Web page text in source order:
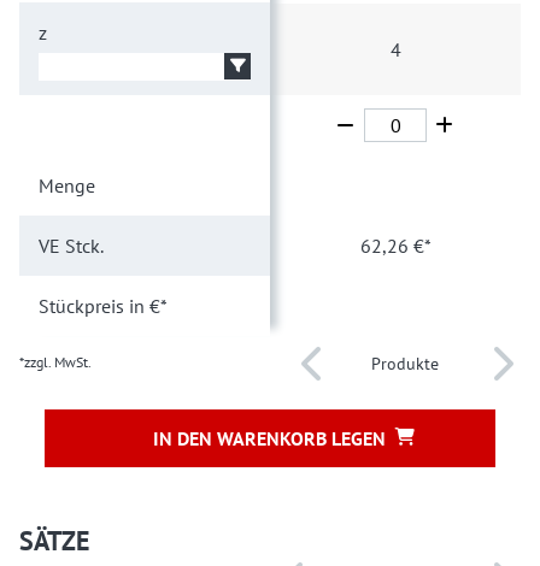
z
Menge
VE Stck.
Stückpreis in €*
4
62,26 €*
*zzgl. MwSt. Produkte
IN DEN WARENKORB LEGEN
SÄTZE